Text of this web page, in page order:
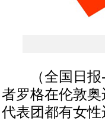
（全国日报-
者罗格在伦敦
代表团都有女